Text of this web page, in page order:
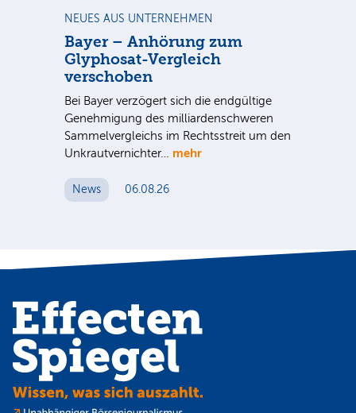
NEUES AUS UNTERNEHMEN
Bayer – Anhörung zum
Glyphosat-Vergleich
verschoben
Bei Bayer verzögert sich die endgültige
Genehmigung des milliardenschweren
Sammelvergleichs im Rechtsstreit um den
Unkrautvernichter… mehr
News 06.08.26